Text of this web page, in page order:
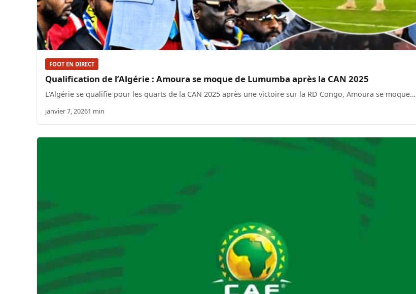
FOOT EN DIRECT
Qualification de l’Algérie : Amoura se moque de Lumumba après la CAN 2025
L'Algérie se qualifie pour les quarts de la CAN 2025 après une victoire sur la RD Congo, Amoura se moque…
janvier 7, 20261 min